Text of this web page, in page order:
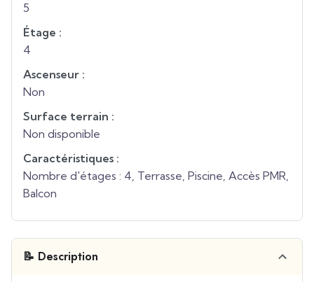
5
Étage :
4
Ascenseur :
Non
Surface terrain :
Non disponible
Caractéristiques :
Nombre d'étages : 4, Terrasse, Piscine, Accès PMR,
Balcon
📝 Description